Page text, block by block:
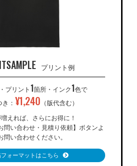
プリント例
プリント 1箇所・インク 1色で
： ¥1,240 （版代含む）
えれば、さらにお得に！
問い合わせ・見積り依頼】ボタンよ
問い合わせください。
フォーマットはこちら